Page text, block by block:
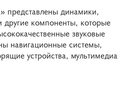
представлены динамики,
другие компоненты, которые
звуковые
навигационные системы,
устройства, мультимедиа